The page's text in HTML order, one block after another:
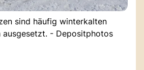
sind häufig winterkalten
ausgesetzt. - Depositphotos